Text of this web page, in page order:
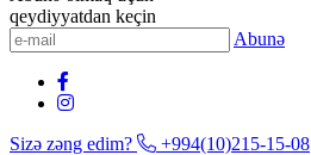
qeydiyyatdan keçin
Abunə
Sizə zəng edim? +994(10)215-15-08